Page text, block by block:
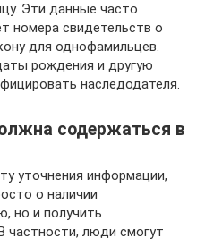
Эти данные часто
номера свидетельств о
для однофамильцев.
рождения и другую
наследодателя.
содержаться в
уточнения информации,
о наличии
но и получить
частности, люди смогут